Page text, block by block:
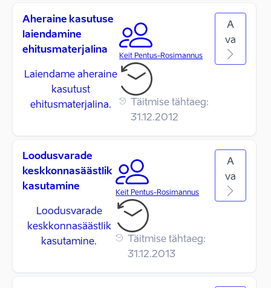
Aheraine kasutuse
laiendamine
ehitusmaterjalina
Laiendame aheraine
kasutust
ehitusmaterjalina.
Keit Pentus-Rosimannus
Täitmise tähtaeg:
31.12.2012
A
va
Loodusvarade
keskkonnasäästlik
kasutamine
Loodusvarade
keskkonnasäästlik
kasutamine.
Keit Pentus-Rosimannus
Täitmise tähtaeg:
31.12.2013
A
va